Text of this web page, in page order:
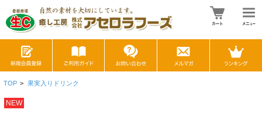
TOP > 果実入りドリンク
NEW